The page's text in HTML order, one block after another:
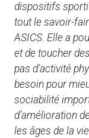
dispositifs
tout le savoir-
ASICS. Elle a
et de toucher
pas d’activité
besoin pour
sociabilité
d’amélioration
les âges de la